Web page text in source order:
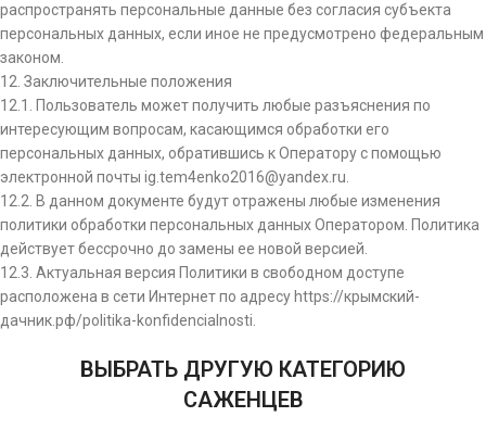
распространять персональные данные без согласия субъекта
персональных данных, если иное не предусмотрено федеральным
законом.
12. Заключительные положения
12.1. Пользователь может получить любые разъяснения по
интересующим вопросам, касающимся обработки его
персональных данных, обратившись к Оператору с помощью
электронной почты ig.tem4enko2016@yandex.ru.
12.2. В данном документе будут отражены любые изменения
политики обработки персональных данных Оператором. Политика
действует бессрочно до замены ее новой версией.
12.3. Актуальная версия Политики в свободном доступе
расположена в сети Интернет по адресу https://крымский-
дачник.рф/politika-konfidencialnosti.
ВЫБРАТЬ ДРУГУЮ КАТЕГОРИЮ
САЖЕНЦЕВ